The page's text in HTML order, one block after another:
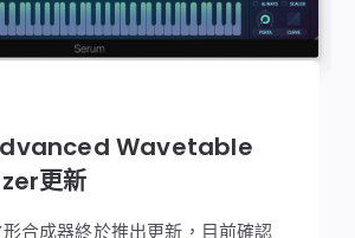
Wavetable
更新
合成器終於推出更新，目前確認